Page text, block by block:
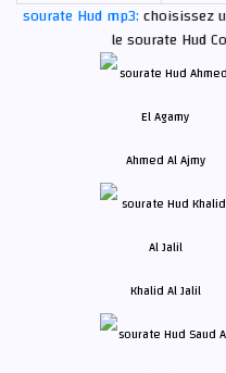
sourate Hud mp3:choisissez
le sourate Hud
Ahmed Al Ajmy
Khalid Al Jalil